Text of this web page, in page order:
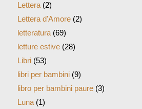
Lettera(2)
Lettera d'Amore(2)
letteratura(69)
letture estive(28)
Libri(53)
libri per bambini(9)
libro per bambini paure(3)
Luna(1)